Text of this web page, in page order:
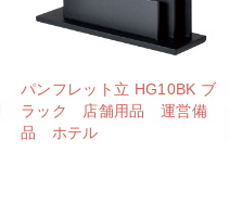
パンフレット立 HG10BK ブ
ラック 店舗用品 運営備
品 ホテル